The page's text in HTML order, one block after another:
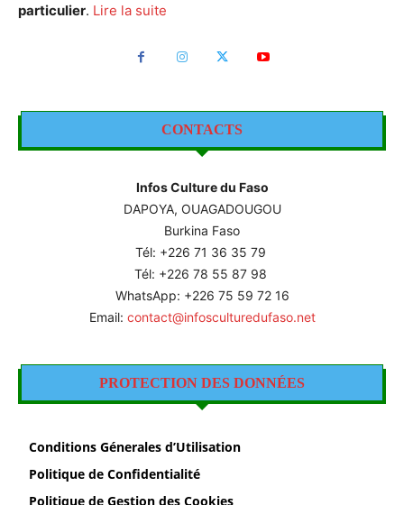
particulier. Lire la suite
CONTACTS
Infos Culture du Faso
DAPOYA, OUAGADOUGOU
Burkina Faso
Tél: +226 71 36 35 79
Tél: +226 78 55 87 98
WhatsApp: +226 75 59 72 16
Email: contact@infosculturedufaso.net
PROTECTION DES DONNÉES
Conditions Génerales d’Utilisation
Politique de Confidentialité
Politique de Gestion des Cookies